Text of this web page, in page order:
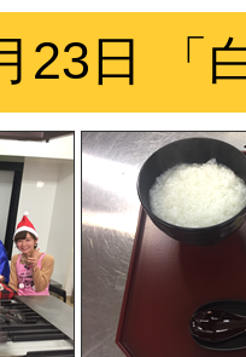
23日 「